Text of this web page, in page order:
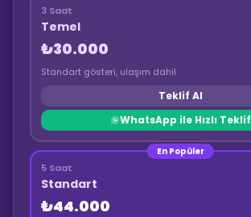
3 Saat
Temel
₺30.000
Standart gösteri, ulaşım dahil
Teklif Al
WhatsApp ile Hızlı Teklif
En Popüler
5 Saat
Standart
₺44.000